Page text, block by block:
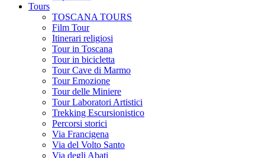
Tours
TOSCANA TOURS
Film Tour
Itinerari religiosi
Tour in Toscana
Tour in bicicletta
Tour Cave di Marmo
Tour Emozione
Tour delle Miniere
Tour Laboratori Artistici
Trekking Escursionistico
Percorsi storici
Via Francigena
Via del Volto Santo
Via degli Abati